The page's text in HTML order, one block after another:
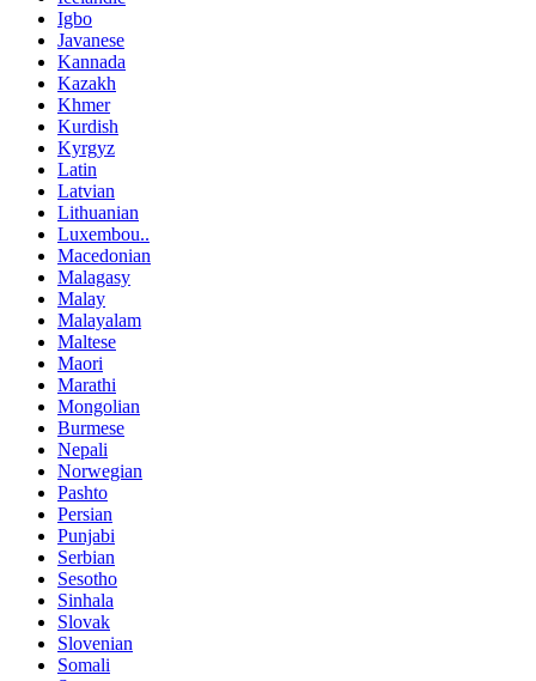
Igbo
Javanese
Kannada
Kazakh
Khmer
Kurdish
Kyrgyz
Latin
Latvian
Lithuanian
Luxembou..
Macedonian
Malagasy
Malay
Malayalam
Maltese
Maori
Marathi
Mongolian
Burmese
Nepali
Norwegian
Pashto
Persian
Punjabi
Serbian
Sesotho
Sinhala
Slovak
Slovenian
Somali